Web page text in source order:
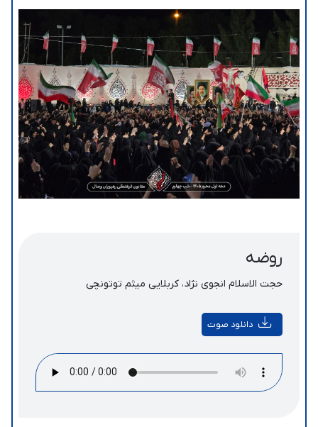
روضه
حجت الاسلام انجوی نژاد، کربلایی میثم توتونچی
دانلود صوت